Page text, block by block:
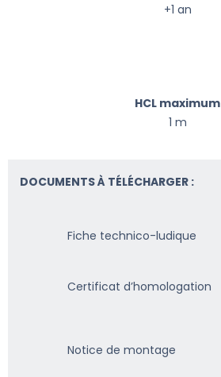
+1 an
HCL maximum
1 m
DOCUMENTS À TÉLÉCHARGER :
Fiche technico-ludique
Certificat d’homologation
Notice de montage